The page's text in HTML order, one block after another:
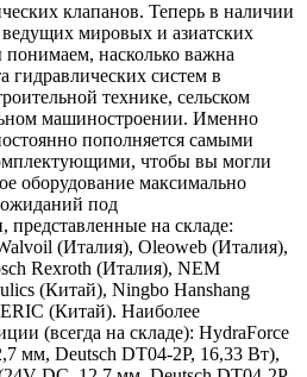
клапанов. Теперь в наличии
мировых и азиатских
насколько важна
гидравлических систем в
технике, сельском
машиностроении. Именно
пополняется самыми
чтобы вы могли
оборудование максимально
ожиданий под
представленные на складе:
(Италия), Oleoweb (Италия),
Rexroth (Италия), NEM
(Китай), Ningbo Hanshang
(Китай). Наиболее
(всегда на складе): HydraForce
мм, Deutsch DT04-2P, 16,33 Вт),